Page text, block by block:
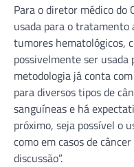
Para o diretor médico do
usada para o tratamento
tumores hematológicos,
possivelmente ser usada
metodologia já conta
para diversos tipos de
sanguíneas e há
próximo, seja possível o
como em casos de
discussão”.